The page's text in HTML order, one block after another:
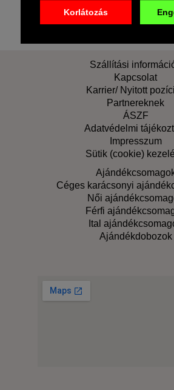
Korlátozás
Szállítási
Kapcsolat
Karrier/ Nyitott
Partnereknek
ÁSZF
Adatvédelmi
Impresszum
Sütik (cookie)
Céges karácsonyi
Női
Férfi
Ital
Ajándékdobozok